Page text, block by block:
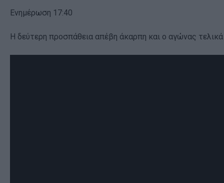
Ενημέρωση 17:40
Η δεύτερη προσπάθεια απέβη άκαρπη και ο αγώνας